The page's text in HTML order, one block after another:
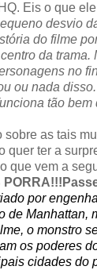
Eis o que
desvio
do filme
da trama.
no
ou nada
tão bem
sobre as tais
quer ter a
que vem a
por
de Manhattan,
o monstro
os poderes
cidades do